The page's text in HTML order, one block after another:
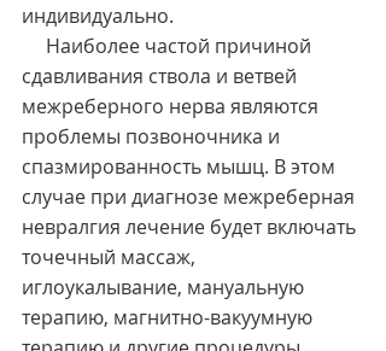
индивидуально.
сдавливания ствола и ветвей
межреберного нерва являются
проблемы позвоночника и
спазмированность мышц. В этом
случае при диагнозе межреберная
невралгия лечение будет включать
точечный массаж,
иглоукалывание, мануальную
терапию, магнитно-вакуумную